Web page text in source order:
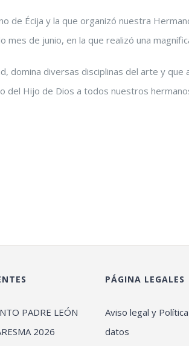
de Écija y la que organizó nuestra
mes de junio, en la que realizó una
domina diversas disciplinas del arte y que
del Hijo de Dios a todos nuestros
PADRE LEÓN
2026
PÁGINA LEGALES
Aviso legal y
datos